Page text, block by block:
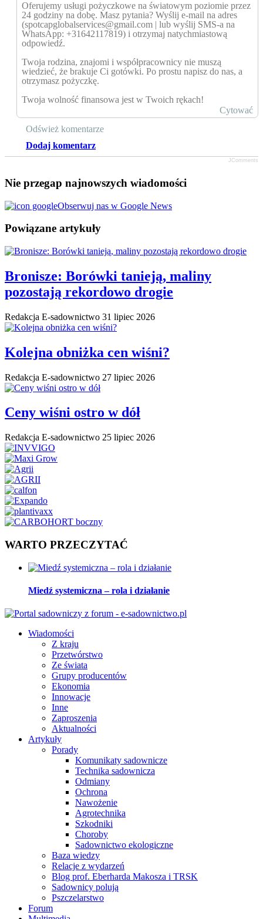
Oferujemy usługi pożyczkowe na światowym poziomie przez
24 godziny na dobę. Masz pytania? Wyślij e-mail na adres
(spotcapglobalservices@gmail.com | lub wyślij SMS-a na
WhatsApp: +31642117819) i otrzymaj natychmiastową
odpowiedź.
Twoja rodzina, znajomi i współpracownicy nie muszą
wiedzieć, że brakuje Ci gotówki. Po prostu napisz do nas, a
otrzymasz pożyczkę.
Twoja wolność finansowa jest w Twoich rękach!
Cytować
Odśwież komentarze
Dodaj komentarz
JComments
Nie przegap najnowszych wiadomości
Obserwuj nas w Google News
Powiązane artykuły
Bronisze: Borówki tanieją, maliny
pozostają rekordowo drogie
Redakcja E-sadownictwo 31 lipiec 2026
Kolejna obniżka cen wiśni?
Redakcja E-sadownictwo 27 lipiec 2026
Ceny wiśni ostro w dół
Redakcja E-sadownictwo 25 lipiec 2026
WARTO PRZECZYTAĆ
Miedź systemiczna – rola i działanie
Wiadomości
Z kraju
Przetwórstwo
Ze świata
Grupy producentów
Ekonomia
Innowacje
Inne
Zaproszenia
Aktualności
Artykuły
Porady
Komunikaty sadownicze
Technika sadownicza
Odmiany
Ochrona
Nawożenie
Agrotechnika
Szkodniki
Choroby
Sadownictwo ekologiczne
Baza wiedzy
Relacje z wydarzeń
Blog prof. Eberharda Makosza i TRSK
Sadownicy polują
Pszczelarstwo
Forum